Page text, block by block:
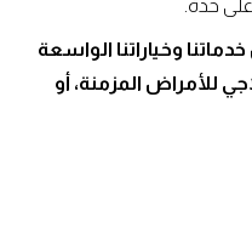
حدة.
وخياراتنا الواسعة
للأمراض المزمنة، أو